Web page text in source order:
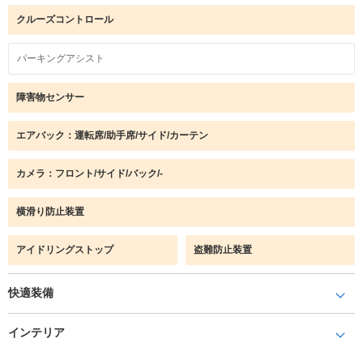
クルーズコントロール
パーキングアシスト
障害物センサー
エアバック：運転席/助手席/サイド/カーテン
カメラ：フロント/サイド/バック/-
横滑り防止装置
アイドリングストップ 盗難防止装置
快適装備
インテリア